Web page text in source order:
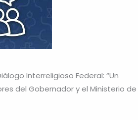
Interreligioso Federal: “Un
del Gobernador y el Ministerio de